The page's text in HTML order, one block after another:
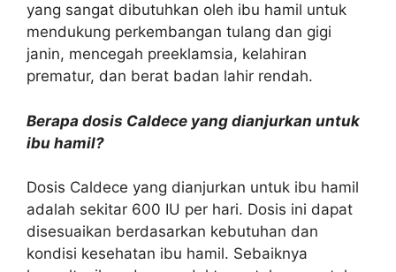
yang sangat dibutuhkan oleh ibu hamil untuk
mendukung perkembangan tulang dan gigi
janin, mencegah preeklamsia, kelahiran
prematur, dan berat badan lahir rendah.
Berapa dosis Caldece yang dianjurkan untuk
ibu hamil?
Dosis Caldece yang dianjurkan untuk ibu hamil
adalah sekitar 600 IU per hari. Dosis ini dapat
disesuaikan berdasarkan kebutuhan dan
kondisi kesehatan ibu hamil. Sebaiknya